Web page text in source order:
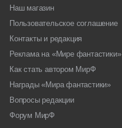
Наш магазин
Пользовательское соглашение
Контакты и редакция
Реклама на «Мире фантастики»
Как стать автором МирФ
Награды «Мира фантастики»
Вопросы редакции
Форум МирФ